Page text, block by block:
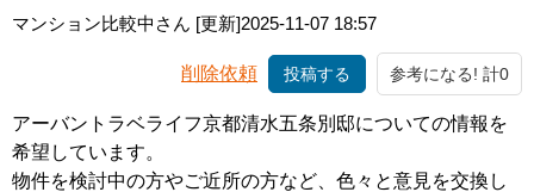
マンション比較中さん [更新]2025-11-07 18:57
削除依頼 投稿する 参考になる! 計0
アーバントラベライフ京都清水五条別邸についての情報を
希望しています。
物件を検討中の方やご近所の方など、色々と意見を交換し